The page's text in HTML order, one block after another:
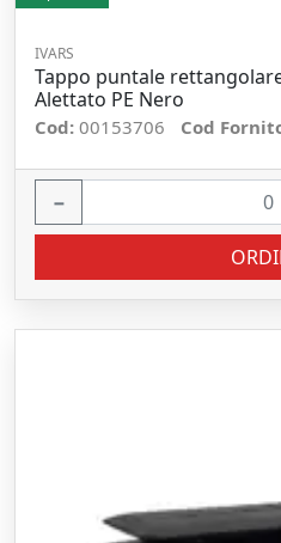
IVARS
Tappo puntale rettangolare
Alettato PE Nero
Cod: 00153706 Cod
−